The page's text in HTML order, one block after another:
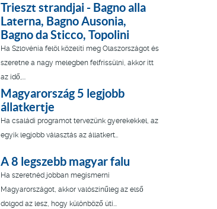
Trieszt strandjai - Bagno alla
Laterna, Bagno Ausonia,
Bagno da Sticco, Topolini
Ha Szlovénia felöl közelíti meg Olaszországot és
szeretne a nagy melegben felfrissülni, akkor itt
az idő,...
Magyarország 5 legjobb
állatkertje
Ha családi programot tervezünk gyerekekkel, az
egyik legjobb választás az állatkert…
A 8 legszebb magyar falu
Ha szeretnéd jobban megismerni
Magyarországot, akkor valószínűleg az első
dolgod az lesz, hogy különböző úti...